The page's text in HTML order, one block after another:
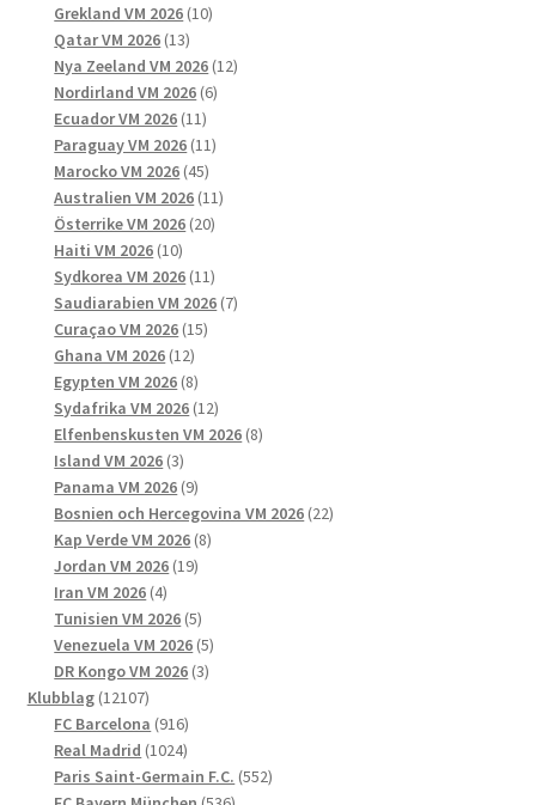
produkter
Grekland VM 2026 1010
Qatar VM 2026 1313
produkter
Nya Zeeland VM 2026 1212
Nordirland VM 2026 66
Ecuador VM 2026 1111
produkter
Paraguay VM 2026 1111
Marocko VM 2026 4545
produkter
Australien VM 2026 1111
Österrike VM 2026 2020
Haiti VM 2026 1010
produkter
Sydkorea VM 2026 1111
produkter
Saudiarabien VM 2026 77
Curaçao VM 2026 1515
Ghana VM 2026 1212
produkter
Egypten VM 2026 88
produkter
Sydafrika VM 2026 1212
produkter
Elfenbenskusten VM 2026 88
Island VM 2026 33
produkter
Panama VM 2026 99
produkter
Bosnien och Hercegovina VM 2026 2222
Kap Verde VM 2026 88
Jordan VM 2026 1919
Iran VM 2026 44
produkter
Tunisien VM 2026 55
produkter
Venezuela VM 2026 55
DR Kongo VM 2026 33
Klubblag 1210712107
produkter
FC Barcelona 916916
produkter
Real Madrid 10241024
produkter
Paris Saint-Germain F.C. 552552